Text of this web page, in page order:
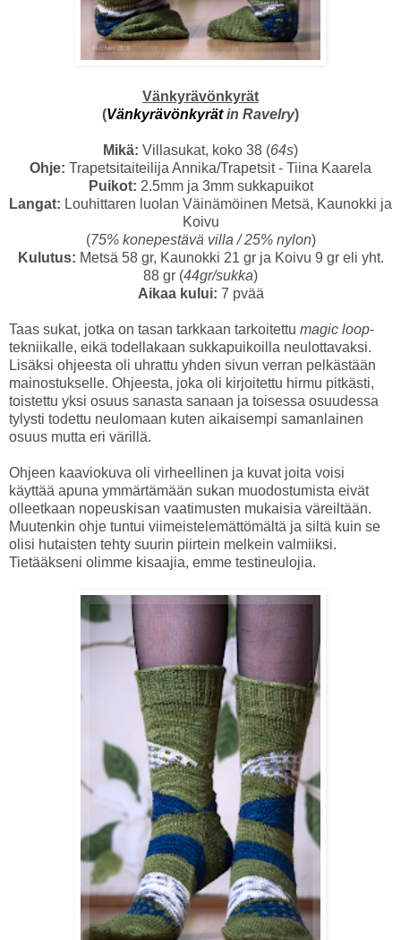
Vänkyrävönkyrät
(Vänkyrävönkyrätin Ravelry)
Mikä: Villasukat, koko 38 (64s)
Ohje: Trapetsitaiteilija Annika/Trapetsit - Tiina Kaarela
Puikot: 2.5mm ja 3mm sukkapuikot
Langat: Louhittaren luolan Väinämöinen Metsä, Kaunokki ja
Koivu
(75% konepestävä villa / 25% nylon)
Kulutus: Metsä 58 gr, Kaunokki 21 gr ja Koivu 9 gr eli yht.
88 gr (44gr/sukka)
Aikaa kului: 7 pvää
Taas sukat, jotka on tasan tarkkaan tarkoitettu magic loop-
tekniikalle, eikä todellakaan sukkapuikoilla neulottavaksi.
Lisäksi ohjeesta oli uhrattu yhden sivun verran pelkästään
mainostukselle. Ohjeesta, joka oli kirjoitettu hirmu pitkästi,
toistettu yksi osuus sanasta sanaan ja toisessa osuudessa
tylysti todettu neulomaan kuten aikaisempi samanlainen
osuus mutta eri värillä.
Ohjeen kaaviokuva oli virheellinen ja kuvat joita voisi
käyttää apuna ymmärtämään sukan muodostumista eivät
olleetkaan nopeuskisan vaatimusten mukaisia väreiltään.
Muutenkin ohje tuntui viimeistelemättömältä ja siltä kuin se
olisi hutaisten tehty suurin piirtein melkein valmiiksi.
Tietääkseni olimme kisaajia, emme testineulojia.